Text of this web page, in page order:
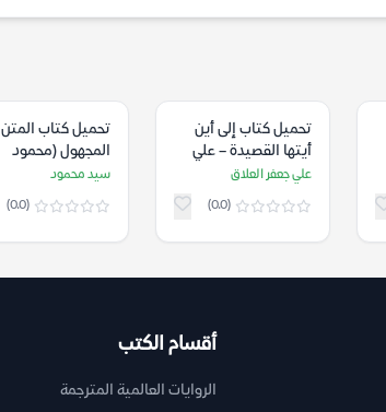
تحميل كتاب إلى أين
أيتها القصيدة – علي
جعفر العلاق
علي جعفر العلاق
(0.0)
تحميل كتاب المتن
المجهول (محمود
درويش في مصر) –
سيد محمود
(0.0)
أقسام الكتب
الروايات العالمية المترجمة